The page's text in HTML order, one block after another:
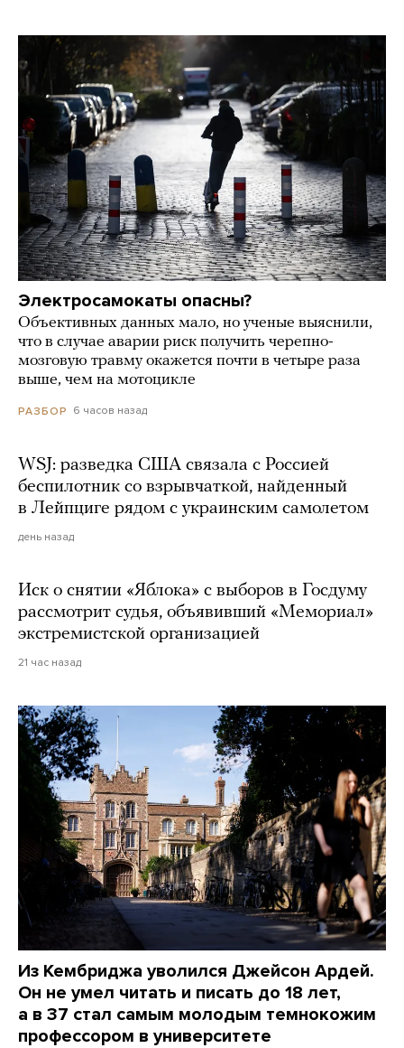
Электросамокаты опасны?
Объективных данных мало, но ученые выяснили,
что в случае аварии риск получить черепно-
мозговую травму окажется почти в четыре раза
выше, чем на мотоцикле
РАЗБОР 6 часов назад
WSJ: разведка США связала с Россией
беспилотник со взрывчаткой, найденный
в Лейпциге рядом с украинским самолетом
день назад
Иск о снятии «Яблока» с выборов в Госдуму
рассмотрит судья, объявивший «Мемориал»
экстремистской организацией
21 час назад
Из Кембриджа уволился Джейсон Ардей.
Он не умел читать и писать до 18 лет,
а в 37 стал самым молодым темнокожим
профессором в университете